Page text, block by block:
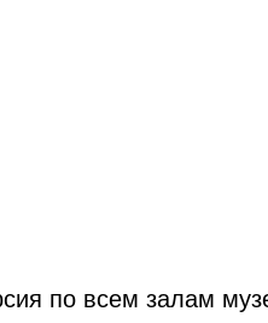
по всем залам